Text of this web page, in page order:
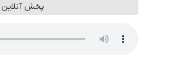
پخش